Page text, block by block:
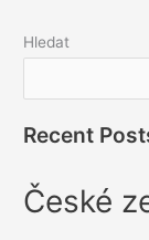
Hledat
Recent
České